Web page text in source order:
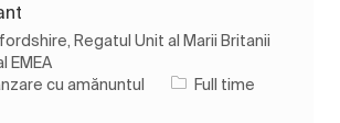
Regatul Unit al Marii Britanii
EMEA
cu amănuntul Tipul postului
Full time